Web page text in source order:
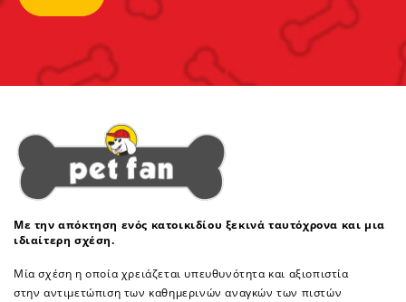
Με την απόκτηση ενός κατοικιδίου ξεκινά ταυτόχρονα και μια
ιδιαίτερη σχέση.
Μία σχέση η οποία χρειάζεται υπευθυνότητα και αξιοπιστία
στην αντιμετώπιση των καθημερινών αναγκών των πιστών